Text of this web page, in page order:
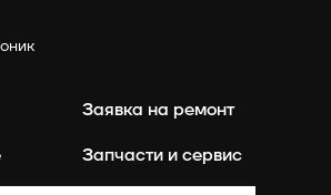
Заявка на ремонт
Запчасти и сервис